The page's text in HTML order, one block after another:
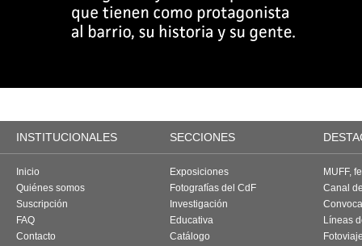
INSTITUCIONALES SECCIONES
Inicio
Quiénes somos
Suscripción
FAQ
Contacto
Exposiciones
Fotografías del CdF
Investigación
Educativa
Catálogo
MUFF,
Canal
Líneas